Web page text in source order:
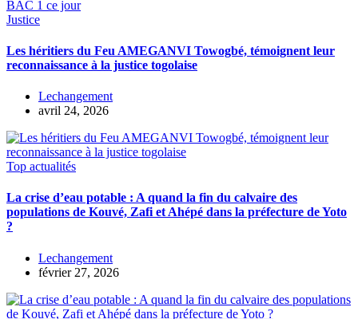
Justice
Les héritiers du Feu AMEGANVI Towogbé, témoignent leur
reconnaissance à la justice togolaise
Lechangement
avril 24, 2026
Top actualités
La crise d’eau potable : A quand la fin du calvaire des
populations de Kouvé, Zafi et Ahépé dans la préfecture de Yoto
?
Lechangement
février 27, 2026